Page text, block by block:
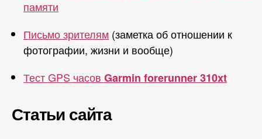
памяти
Письмо зрителям (заметка об отношении к
фотографии, жизни и вообще)
Тест GPS часов Garmin forerunner 310xt
Статьи сайта